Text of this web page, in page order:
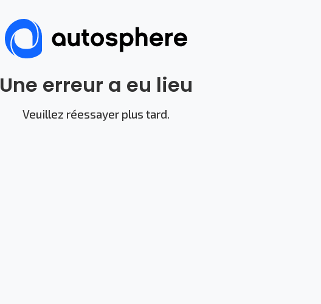
Une erreur a eu lieu
Veuillez réessayer plus tard.